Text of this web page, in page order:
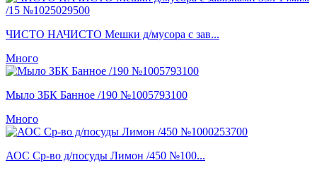
ЧИСТО НАЧИСТО Мешки д/мусора с зав...
Много
Мыло ЗБК Банное /190 №1005793100
Много
АОС Ср-во д/посуды Лимон /450 №100...